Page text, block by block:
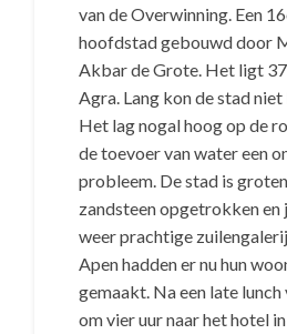
van de Overwinning. Een
hoofdstad gebouwd door
Akbar de Grote. Het ligt
Agra. Lang kon de stad
Het lag nogal hoog op de
de toevoer van water een
probleem. De stad is
zandsteen opgetrokken en
weer prachtige
Apen hadden er nu hun
gemaakt. Na een late
om vier uur naar het hotel